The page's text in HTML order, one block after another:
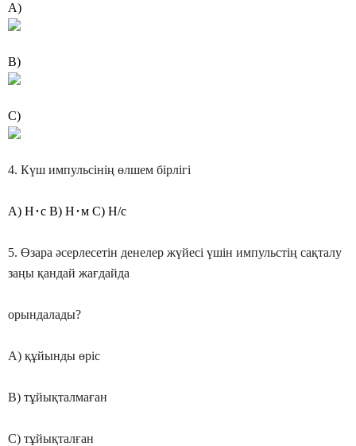
A)
B)
C)
4. Күш импульсінің өлшем бірлігі
A) H･c B) H･м C) Н/с
5. Өзара әсерлесетін денелер жүйесі үшін импульстің сақталу
заңы қандай жағдайда
орындалады?
А) құйынды өріс
В) тұйықталмаған
С) тұйықталған